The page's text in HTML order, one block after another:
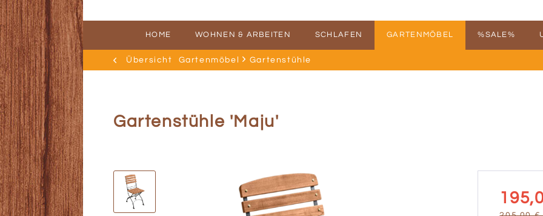
HOME WOHNEN & ARBEITEN SCHLAFEN GARTENMÖBEL %SALE%
Übersicht Gartenmöbel Gartenstühle
Gartenstühle 'Maju'